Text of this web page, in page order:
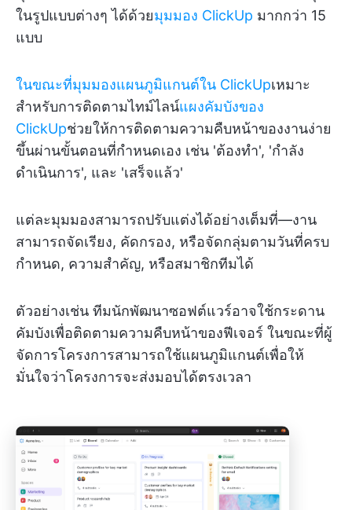
ในรูปแบบต่างๆ ได้ด้วยมุมมอง ClickUp มากกว่า 15
แบบ
ในขณะที่มุมมองแผนภูมิแกนต์ใน ClickUpเหมาะ
สำหรับการติดตามไทม์ไลน์แผงคัมบังของ
ClickUpช่วยให้การติดตามความคืบหน้าของงานง่าย
ขึ้นผ่านขั้นตอนที่กำหนดเอง เช่น 'ต้องทำ', 'กำลัง
ดำเนินการ', และ 'เสร็จแล้ว'
แต่ละมุมมองสามารถปรับแต่งได้อย่างเต็มที่—งาน
สามารถจัดเรียง, คัดกรอง, หรือจัดกลุ่มตามวันที่ครบ
กำหนด, ความสำคัญ, หรือสมาชิกทีมได้
ตัวอย่างเช่น ทีมนักพัฒนาซอฟต์แวร์อาจใช้กระดาน
คัมบังเพื่อติดตามความคืบหน้าของฟีเจอร์ ในขณะที่ผู้
จัดการโครงการสามารถใช้แผนภูมิแกนต์เพื่อให้
มั่นใจว่าโครงการจะส่งมอบได้ตรงเวลา